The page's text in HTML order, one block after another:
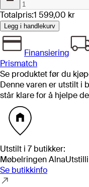
Totalpris:1 599,00 kr
Legg i handlekurv
Finansiering
Prismatch
Se produktet før du
Denne varen er utstilt i
står klare for å hjelpe
Utstilt i 7butikker:
Møbelringen Alna
Se butikkinfo